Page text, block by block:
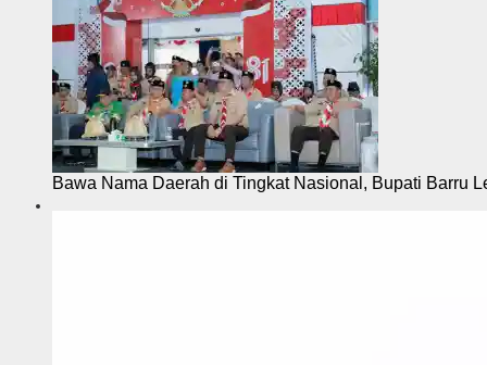
Bawa Nama Daerah di Tingkat Nasional, Bupati Barru